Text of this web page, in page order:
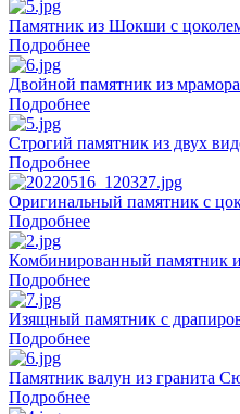
Памятник из Шокши с цоколем
Подробнее
Двойной памятник из
Подробнее
Строгий памятник из двух
Подробнее
Оригинальный памятник с
Подробнее
Комбинированный памятник
Подробнее
Изящный памятник с
Подробнее
Памятник валун из гранита
Подробнее